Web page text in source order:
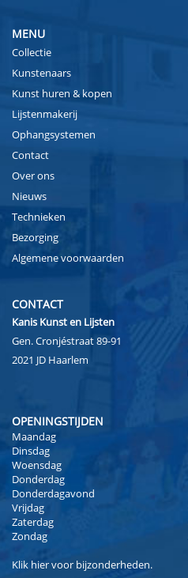
MENU
Collectie
Kunstenaars
Kunst huren & kopen
Lijstenmakerij
Ophangsystemen
Contact
Over ons
Nieuws
Technieken
Bezorging
Algemene voorwaarden
CONTACT
Kanis Kunst en Lijsten
Gen. Cronjéstraat 89-91
2021 JD Haarlem
OPENINGSTIJDEN
Maandag
Dinsdag
Woensdag
Donderdag
Donderdagavond
Vrijdag
Zaterdag
Zondag
Klik hiervoor bijzonderheden.